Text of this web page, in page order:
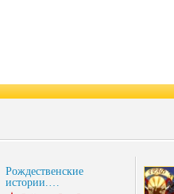
Рождественские
истории.…